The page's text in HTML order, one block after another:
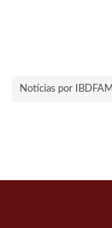
Notícias por IBDFAM